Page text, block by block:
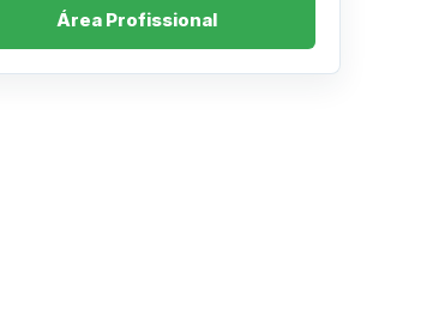
Área Profissional